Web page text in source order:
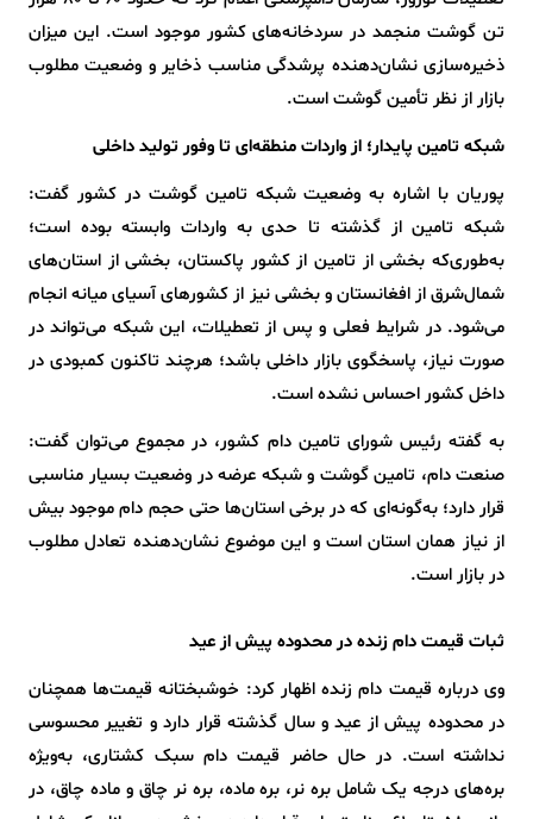
تن گوشت منجمد در سردخانه‌های کشور موجود است. این میزان
ذخیره‌سازی نشان‌دهنده پرشدگی مناسب ذخایر و وضعیت مطلوب
بازار از نظر تأمین گوشت است.
شبکه تامین پایدار؛ از واردات منطقه‌ای تا وفور تولید داخلی
پوریان با اشاره به وضعیت شبکه تامین گوشت در کشور گفت:
شبکه تامین از گذشته تا حدی به واردات وابسته بوده است؛
به‌طوری‌که بخشی از تامین از کشور پاکستان، بخشی از استان‌های
شمال‌شرق از افغانستان و بخشی نیز از کشورهای آسیای میانه انجام
می‌شود. در شرایط فعلی و پس از تعطیلات، این شبکه می‌تواند در
صورت نیاز، پاسخگوی بازار داخلی باشد؛ هرچند تاکنون کمبودی در
داخل کشور احساس نشده است.
به گفته رئیس شورای تامین دام کشور، در مجموع می‌توان گفت:
صنعت دام، تامین گوشت و شبکه عرضه در وضعیت بسیار مناسبی
قرار دارد؛ به‌گونه‌ای که در برخی استان‌ها حتی حجم دام موجود بیش
از نیاز همان استان است و این موضوع نشان‌دهنده تعادل مطلوب
در بازار است.
ثبات قیمت دام زنده در محدوده پیش از عید
وی درباره قیمت دام زنده اظهار کرد: خوشبختانه قیمت‌ها همچنان
در محدوده پیش از عید و سال گذشته قرار دارد و تغییر محسوسی
نداشته است. در حال حاضر قیمت دام سبک کشتاری، به‌ویژه
بره‌های درجه یک شامل بره نر، بره ماده، بره نر چاق و ماده چاق، در